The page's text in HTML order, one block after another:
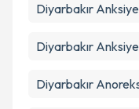
Diyarbakır
Diyarbakır
Diyarbakır